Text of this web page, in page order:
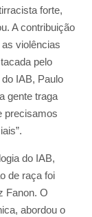
forte,
A contribuição
violências
pelo
IAB, Paulo
gente traga
precisamos
do IAB,
de raça foi
Fanon. O
abordou o